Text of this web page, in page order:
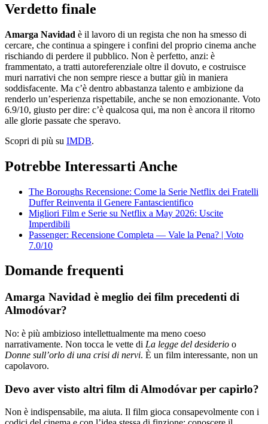
Verdetto finale
Amarga Navidad è il lavoro di un regista che non ha smesso di
cercare, che continua a spingere i confini del proprio cinema anche
rischiando di perdere il pubblico. Non è perfetto, anzi: è
frammentato, a tratti autoreferenziale oltre il dovuto, e costruisce
muri narrativi che non sempre riesce a buttar giù in maniera
soddisfacente. Ma c’è dentro abbastanza talento e ambizione da
renderlo un’esperienza rispettabile, anche se non emozionante. Voto
6.9/10, giusto per dire: c’è qualcosa qui, ma non è ancora il ritorno
alle glorie passate che speravo.
Scopri di più su IMDB.
Potrebbe Interessarti Anche
The Boroughs Recensione: Come la Serie Netflix dei Fratelli
Duffer Reinventa il Genere Fantascientifico
Migliori Film e Serie su Netflix a May 2026: Uscite
Imperdibili
Passenger: Recensione Completa — Vale la Pena? | Voto
7.0/10
Domande frequenti
Amarga Navidad è meglio dei film precedenti di
Almodóvar?
No: è più ambizioso intellettualmente ma meno coeso
narrativamente. Non tocca le vette di La legge del desiderio o
Donne sull’orlo di una crisi di nervi. È un film interessante, non un
capolavoro.
Devo aver visto altri film di Almodóvar per capirlo?
Non è indispensabile, ma aiuta. Il film gioca consapevolmente con i